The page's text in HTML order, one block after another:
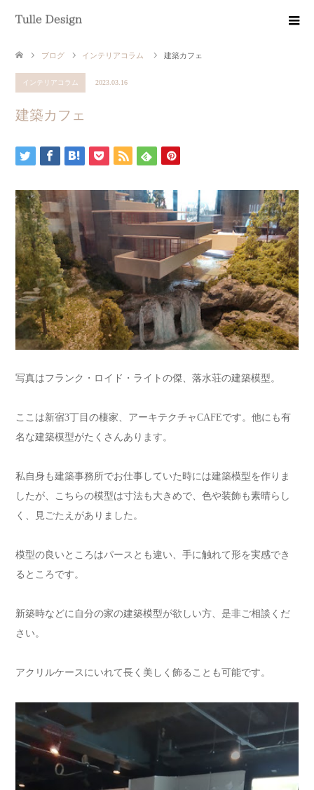
ブログ インテリアコラム 建築カフェ
インテリアコラム 2023.03.16
建築カフェ
写真はフランク・ロイド・ライトの傑、落水荘の建築模型。
ここは新宿3丁目の棲家、アーキテクチャCAFEです。他にも有
名な建築模型がたくさんあります。
私自身も建築事務所でお仕事していた時には建築模型を作りま
したが、こちらの模型は寸法も大きめで、色や装飾も素晴らし
く、見ごたえがありました。
模型の良いところはパースとも違い、手に触れて形を実感でき
るところです。
新築時などに自分の家の建築模型が欲しい方、是非ご相談くだ
さい。
アクリルケースにいれて長く美しく飾ることも可能です。